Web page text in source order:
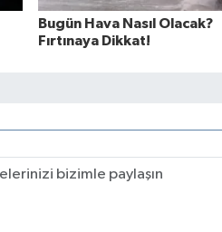
Bugün Hava Nasıl Olacak?
Fırtınaya Dikkat!